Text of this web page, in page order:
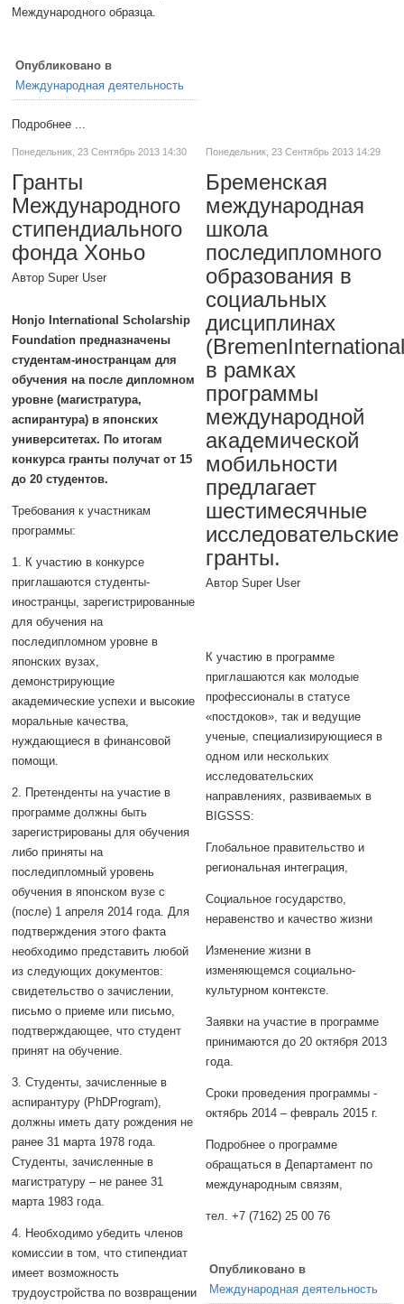
Международного образца.
Опубликовано в
Международная деятельность
Подробнее ...
Понедельник, 23 Сентябрь 2013 14:30
Гранты
Международного
стипендиального
фонда Хоньо
Автор Super User
Honjo International Scholarship
Foundation предназначены
студентам-иностранцам для
обучения на после дипломном
уровне (магистратура,
аспирантура) в японских
университетах. По итогам
конкурса гранты получат от 15
до 20 студентов.
Требования к участникам
программы:
1. К участию в конкурсе
приглашаются студенты-
иностранцы, зарегистрированные
для обучения на
последипломном уровне в
японских вузах,
демонстрирующие
академические успехи и высокие
моральные качества,
нуждающиеся в финансовой
помощи.
2. Претенденты на участие в
программе должны быть
зарегистрированы для обучения
либо приняты на
последипломный уровень
обучения в японском вузе с
(после) 1 апреля 2014 года. Для
подтверждения этого факта
необходимо представить любой
из следующих документов:
свидетельство о зачислении,
письмо о приеме или письмо,
подтверждающее, что студент
принят на обучение.
3. Студенты, зачисленные в
аспирантуру (PhDProgram),
должны иметь дату рождения не
ранее 31 марта 1978 года.
Студенты, зачисленные в
магистратуру – не ранее 31
марта 1983 года.
4. Необходимо убедить членов
комиссии в том, что стипендиат
имеет возможность
трудоустройства по возвращении
Понедельник, 23 Сентябрь 2013 14:29
Бременская
международная
школа
последипломного
образования в
социальных
дисциплинах
в рамках
программы
международной
академической
мобильности
предлагает
шестимесячные
исследовательские
гранты.
Автор Super User
К участию в программе
приглашаются как молодые
профессионалы в статусе
«постдоков», так и ведущие
ученые, специализирующиеся в
одном или нескольких
исследовательских
направлениях, развиваемых в
BIGSSS:
Глобальное правительство и
региональная интеграция,
Социальное государство,
неравенство и качество жизни
Изменение жизни в
изменяющемся социально-
культурном контексте.
Заявки на участие в программе
принимаются до 20 октября 2013
года.
Сроки проведения программы -
октябрь 2014 – февраль 2015 г.
Подробнее о программе
обращаться в Департамент по
международным связям,
тел. +7 (7162) 25 00 76
Опубликовано в
Международная деятельность